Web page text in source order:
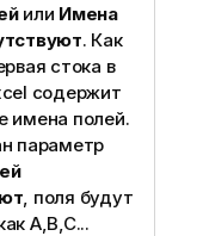
или Имена
. Как
стока в
содержит
имена полей.
параметр
, поля будут
A,B,C...